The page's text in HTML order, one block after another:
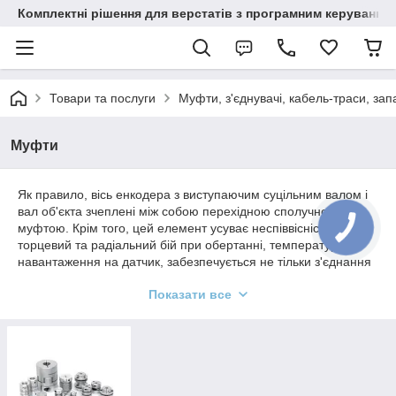
Комплектні рішення для верстатів з програмним
Товари та послуги Муфти, з'єднувачі, кабель-траси,
Муфти
Як правило, вісь енкодера з виступаючим суцільним валом і
вал об'єкта зчеплені між собою перехідною сполучною
муфтою. Крім того, цей елемент усуває неспіввісність,
торцевий та радіальний бій при обертанні, температурні
навантаження на датчик, забезпечується не тільки з'єднання
ударних навантажень на підшипниковий вузол енкодера. Це
Прецизійні (високоточні)
Показати все
КНОПКА
ЗВ'ЯЗКУ